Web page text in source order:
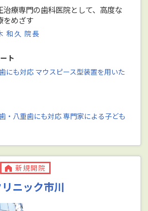
治療専門の歯科医院として、高度な
をめざす
和久 院長
ト
にも対応 マウスピース型装置を用いた
・八重歯にも対応 専門家による子ども
新規開院
ニック市川